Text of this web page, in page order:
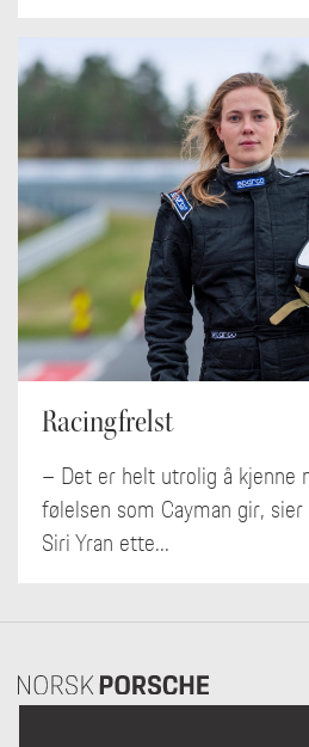
Racingfrelst
­– Det er helt utrolig å kjenne
følelsen som Cayman gir,
Siri Yran ette...